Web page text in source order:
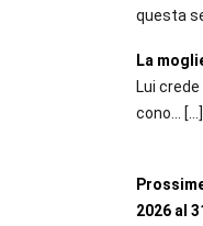
questa
La
Lui
cono...
[…]
2026 al